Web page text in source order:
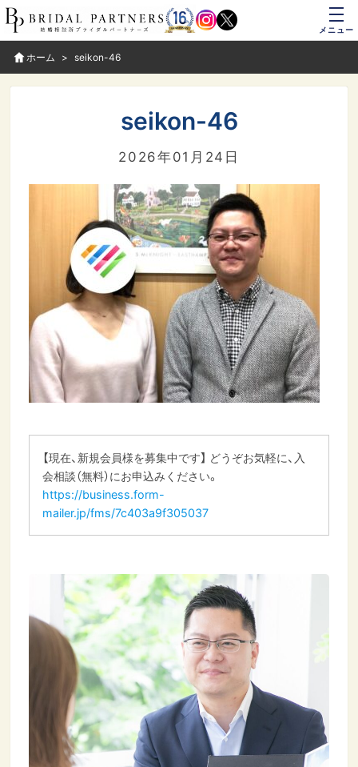
メニュー
ホーム seikon-46
seikon-46
2026年01月24日
【現在、新規会員様を募集中です】 どうぞお気軽に、入
会相談（無料）にお申込みください。
https://business.form-
mailer.jp/fms/7c403a9f305037